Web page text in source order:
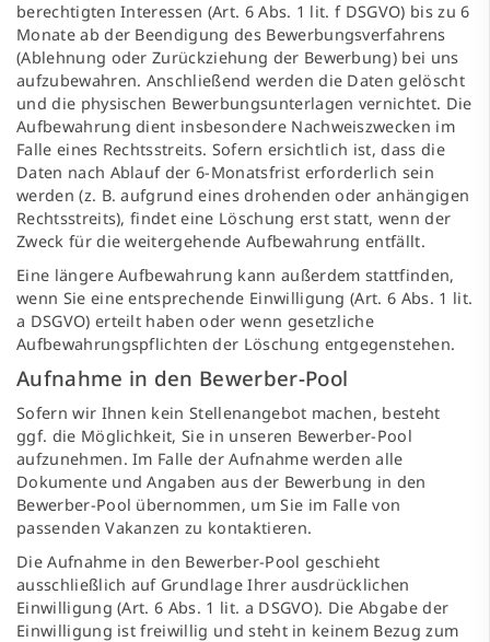
berechtigten Interessen (Art. 6 Abs. 1 lit. f DSGVO) bis zu 6
Monate ab der Beendigung des Bewerbungsverfahrens
(Ablehnung oder Zurückziehung der Bewerbung) bei uns
aufzubewahren. Anschließend werden die Daten gelöscht
und die physischen Bewerbungsunterlagen vernichtet. Die
Aufbewahrung dient insbesondere Nachweiszwecken im
Falle eines Rechtsstreits. Sofern ersichtlich ist, dass die
Daten nach Ablauf der 6-Monatsfrist erforderlich sein
werden (z. B. aufgrund eines drohenden oder anhängigen
Rechtsstreits), findet eine Löschung erst statt, wenn der
Zweck für die weitergehende Aufbewahrung entfällt.
Eine längere Aufbewahrung kann außerdem stattfinden,
wenn Sie eine entsprechende Einwilligung (Art. 6 Abs. 1 lit.
a DSGVO) erteilt haben oder wenn gesetzliche
Aufbewahrungspflichten der Löschung entgegenstehen.
Aufnahme in den Bewerber-Pool
Sofern wir Ihnen kein Stellenangebot machen, besteht
ggf. die Möglichkeit, Sie in unseren Bewerber-Pool
aufzunehmen. Im Falle der Aufnahme werden alle
Dokumente und Angaben aus der Bewerbung in den
Bewerber-Pool übernommen, um Sie im Falle von
passenden Vakanzen zu kontaktieren.
Die Aufnahme in den Bewerber-Pool geschieht
ausschließlich auf Grundlage Ihrer ausdrücklichen
Einwilligung (Art. 6 Abs. 1 lit. a DSGVO). Die Abgabe der
Einwilligung ist freiwillig und steht in keinem Bezug zum